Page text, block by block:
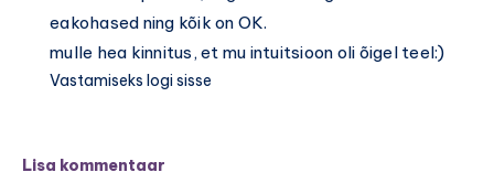
eakohased ning kõik on OK.
mulle hea kinnitus, et mu intuitsioon oli õigel teel:)
Vastamiseks logi sisse
Lisa kommentaar